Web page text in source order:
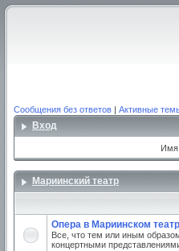
Сообщения без ответов | Активные
Вход
Имя
Мариинский театр
Опера в Мариинском
Все, что тем или иным
концертными